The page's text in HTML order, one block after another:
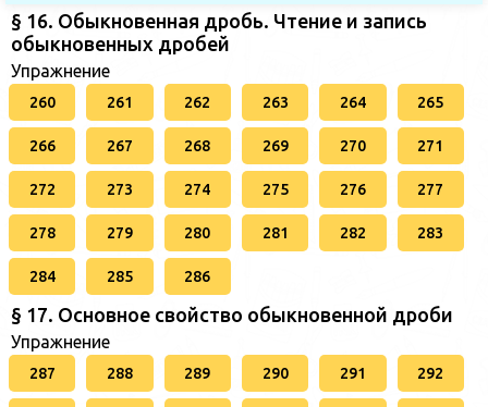
§ 16. Обыкновенная дробь. Чтение и запись
обыкновенных дробей
Упражнение
260 261 262 263 264 265
266 267 268 269 270 271
272 273 274 275 276 277
278 279 280 281 282 283
284 285 286
§ 17. Основное свойство обыкновенной дроби
Упражнение
287 288 289 290 291 292